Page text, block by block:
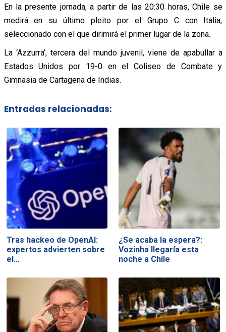
En la presente jornada, a partir de las 20:30 horas, Chile se
medirá en su último pleito por el Grupo C con Italia,
seleccionado con el que dirimirá el primer lugar de la zona.
La ‘Azzurra’, tercera del mundo juvenil, viene de apabullar a
Estados Unidos por 19-0 en el Coliseo de Combate y
Gimnasia de Cartagena de Indias.
Entradas relacionadas:
Tras hackeo de OpenAI:
expertos advierten sobre
el…
¿Se acaba la espera?:
Vozinha llegaría esta
noche a Chile